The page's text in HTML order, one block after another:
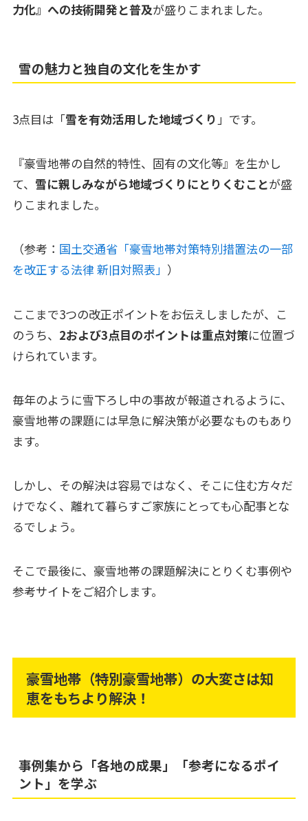
力化』への技術開発と普及が盛りこまれました。
雪の魅力と独自の文化を生かす
3点目は「雪を有効活用した地域づくり」です。
『豪雪地帯の自然的特性、固有の文化等』を生かし
て、 雪に親しみながら地域づくりにとりくむことが盛
りこまれました。
（参考： 国土交通省「豪雪地帯対策特別措置法の一部
を改正する法律 新旧対照表」 ）
ここまで3つの改正ポイントをお伝えしましたが、こ
のうち、 2および3点目のポイントは重点対策に位置づ
けられています。
毎年のように雪下ろし中の事故が報道されるように、
豪雪地帯の課題には早急に解決策が必要なものもあり
ます。
しかし、その解決は容易ではなく、そこに住む方々だ
けでなく、離れて暮らすご家族にとっても心配事とな
るでしょう。
そこで最後に、豪雪地帯の課題解決にとりくむ事例や
参考サイトをご紹介します。
豪雪地帯（特別豪雪地帯）の大変さは知
恵をもちより解決！
事例集から「各地の成果」「参考になるポイ
ント」を学ぶ